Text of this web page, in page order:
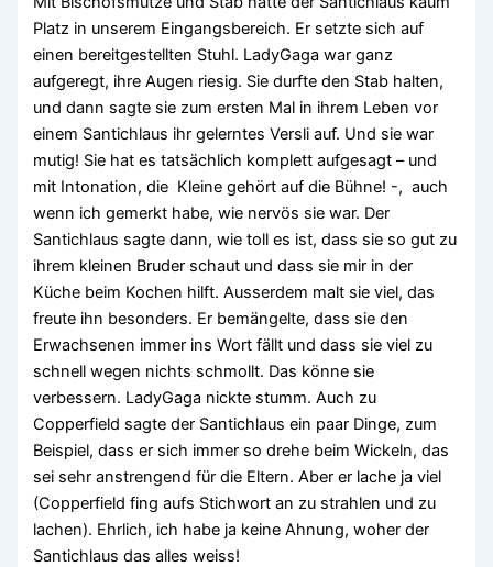
Platz in unserem Eingangsbereich. Er setzte sich auf
einen bereitgestellten Stuhl. LadyGaga war ganz
aufgeregt, ihre Augen riesig. Sie durfte den Stab halten,
und dann sagte sie zum ersten Mal in ihrem Leben vor
einem Santichlaus ihr gelerntes Versli auf. Und sie war
mutig! Sie hat es tatsächlich komplett aufgesagt – und
mit Intonation, die Kleine gehört auf die Bühne! -, auch
wenn ich gemerkt habe, wie nervös sie war. Der
Santichlaus sagte dann, wie toll es ist, dass sie so gut zu
ihrem kleinen Bruder schaut und dass sie mir in der
Küche beim Kochen hilft. Ausserdem malt sie viel, das
freute ihn besonders. Er bemängelte, dass sie den
Erwachsenen immer ins Wort fällt und dass sie viel zu
schnell wegen nichts schmollt. Das könne sie
verbessern. LadyGaga nickte stumm. Auch zu
Copperfield sagte der Santichlaus ein paar Dinge, zum
Beispiel, dass er sich immer so drehe beim Wickeln, das
sei sehr anstrengend für die Eltern. Aber er lache ja viel
(Copperfield fing aufs Stichwort an zu strahlen und zu
lachen). Ehrlich, ich habe ja keine Ahnung, woher der
Santichlaus das alles weiss!